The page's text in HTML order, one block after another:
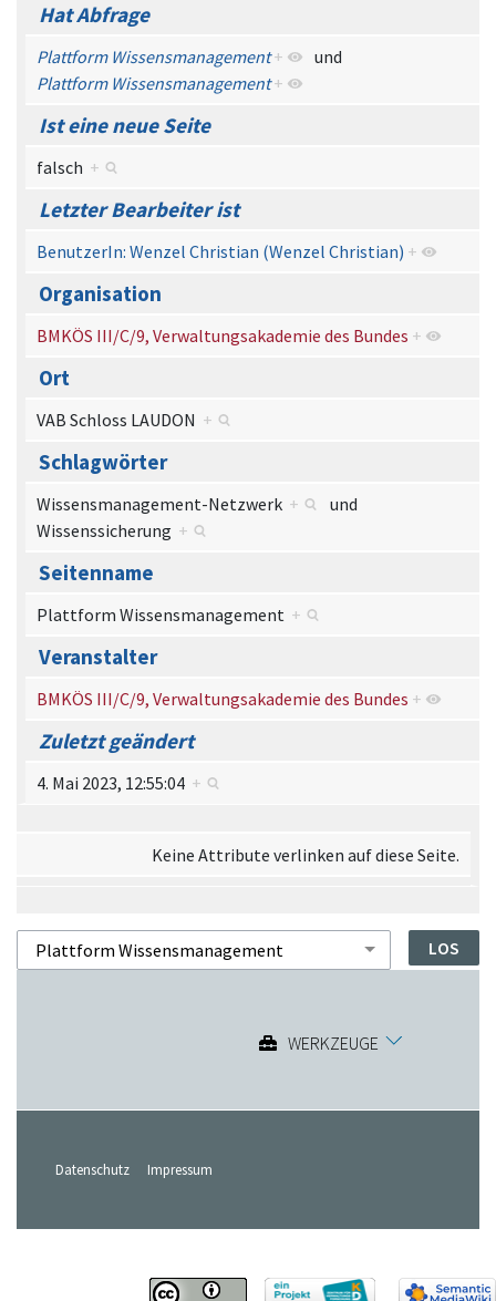
Hat Abfrage
Plattform Wissensmanagement +
und
Plattform Wissensmanagement +
Ist eine neue Seite
falsch +
Letzter Bearbeiter ist
BenutzerIn: Wenzel Christian (Wenzel Christian) +
Organisation
BMKÖS III/C/9, Verwaltungsakademie des Bundes +
Ort
VAB Schloss LAUDON +
Schlagwörter
Wissensmanagement-Netzwerk +
und
Wissenssicherung +
Seitenname
Plattform Wissensmanagement +
Veranstalter
BMKÖS III/C/9, Verwaltungsakademie des Bundes +
Zuletzt geändert
4. Mai 2023, 12:55:04 +
Keine Attribute verlinken auf diese Seite.
WERKZEUGE
Datenschutz Impressum